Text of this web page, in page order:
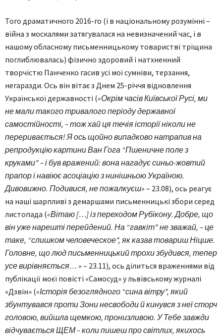
Того драматичного 2016-го (і в національному розумінні –
війна з москалями затягувалася на невизначений час, і в
нашому обласному письменницькому товаристві тріщина
поглиблювалась) фізично здоровий і натхненний
творчістю Панченко гасив усі мої сумніви, терзання,
негаразди. Ось він вітає з Днем 25-річчя відновлення
Української державності («Окрім часів Київської Русі, ми
не мали такого тривалого періоду державної
самостійності, – тож хай ця течія історії ніколи не
переривається! Я ось щойно випадково натрапив на
репродукцію картини Ван Гога “Пшеничне поле з
круками” – і був вражений: вона нагадує синьо-жовтий
прапор і навіює асоціацію з нинішньою Україною.
Дивовижно. Подивися, не пожалкуєш» – 23.08), ось реагує
на наші шарпливі з демаршами письменницькі збори серед
листопада («Вітаю […] із переходом Рубікону. Добре, що
він уже нарешті перейдений. На “гавкіт” не зважай, – це
таке, “слишком человеческое”, як казав товариш Ніцше.
Головне, що люд письменницький трохи збудився, тепер
усе вирівняється… » – 23.11), ось ділиться враженнями від
публікації моєї повісті «Самосуд» у львівському журналі
«Дзвін» («Історія безоглядного “сина вітру”, який
збунтувався проти Зони несвободи й кинувся з неї сторч
головою, вийшла щемкою, пронизливою. У Тебе завжди
відчувається ЩЕМ – коли пишеш про світлих, якихось